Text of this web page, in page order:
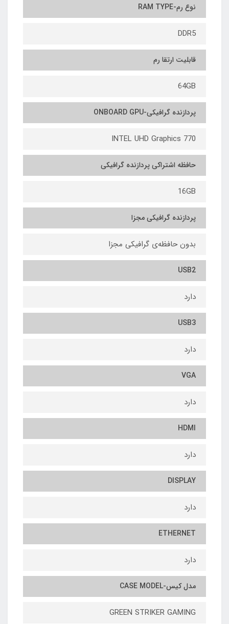
نوع رم-RAM TYPE
DDR5
قابلیت ارتقا رم
64GB
پردازنده گرافیکی-ONBOARD GPU
INTEL UHD Graphics 770
حافظه اشتراکی پردازنده گرافیکی
16GB
پردازنده گرافیکی مجزا
بدون حافظه‌ی گرافیکی مجزا
USB2
دارد
USB3
دارد
VGA
دارد
HDMI
دارد
DISPLAY
دارد
ETHERNET
دارد
مدل کیس-CASE MODEL
GREEN STRIKER GAMING